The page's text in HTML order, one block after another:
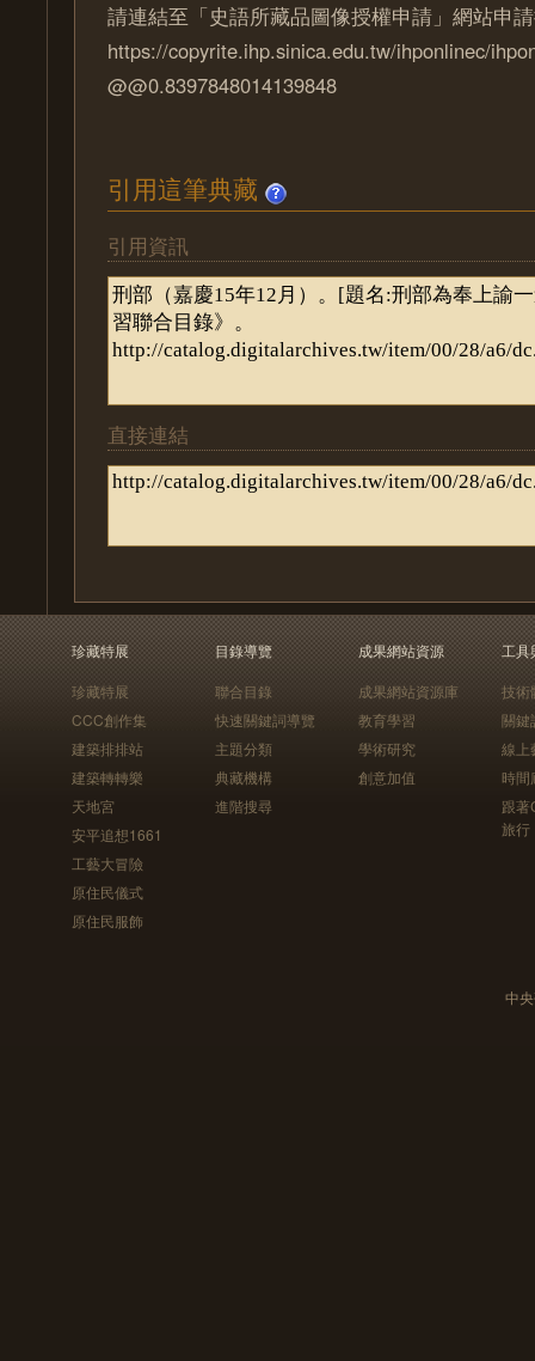
請連結至「史語所藏品圖像授權申請」網站申
https://copyrite.ihp.sinica.edu.tw/ihponlinec/
@@0.8397848014139848
引用這筆典藏
引用資訊
直接連結
珍藏特展
珍藏特展
CCC創作集
建築排排站
建築轉轉樂
天地宮
安平追想1661
工藝大冒險
原住民儀式
原住民服飾
目錄導覽
聯合目錄
快速關鍵詞導覽
主題分類
典藏機構
進階搜尋
成果網站資源
成果網站資源庫
教育學習
學術研究
創意加值
工具
技術
關鍵
線上
時間
跟
旅行
中